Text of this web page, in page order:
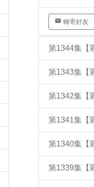
轉寄好友
第1344集【
第1343集【
第1342集【
第1341集【
第1340集【
第1339集【